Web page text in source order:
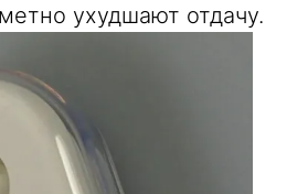
ухудшают отдачу.